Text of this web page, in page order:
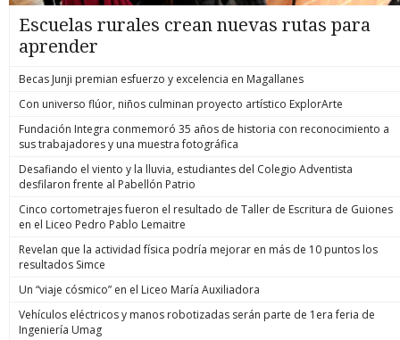
Escuelas rurales crean nuevas rutas para
aprender
Becas Junji premian esfuerzo y excelencia en Magallanes
Con universo flúor, niños culminan proyecto artístico ExplorArte
Fundación Integra conmemoró 35 años de historia con reconocimiento a
sus trabajadores y una muestra fotográfica
Desafiando el viento y la lluvia, estudiantes del Colegio Adventista
desfilaron frente al Pabellón Patrio
Cinco cortometrajes fueron el resultado de Taller de Escritura de Guiones
en el Liceo Pedro Pablo Lemaitre
Revelan que la actividad física podría mejorar en más de 10 puntos los
resultados Simce
Un “viaje cósmico” en el Liceo María Auxiliadora
Vehículos eléctricos y manos robotizadas serán parte de 1era feria de
Ingeniería Umag